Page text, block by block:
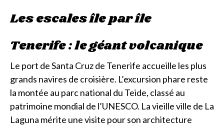
Les escales île par île
Tenerife : le géant volcanique
Le port de Santa Cruz de Tenerife accueille les plus
grands navires de croisière. L’excursion phare reste
la montée au parc national du Teide, classé au
patrimoine mondial de l’UNESCO. La vieille ville de La
Laguna mérite une visite pour son architecture